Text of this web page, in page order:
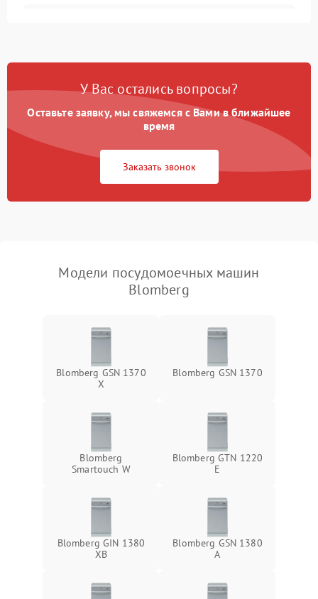
Проблемы с набором
Не работает сушилка 2100 ₽ Подробнее →
Сбои в работе таймера 1700 ₽
У Вас остались вопросы?
Оставьте заявку, мы свяжемся с Вами в ближайшее
время
Заказать звонок
Модели посудомоечных машин
Blomberg
Blomberg GSN 1370
X
Blomberg GSN 1370
Blomberg
Smartouch W
Blomberg GTN 1220
E
Blomberg GIN 1380
XB
Blomberg GSN 1380
A